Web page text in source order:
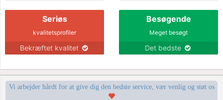
Seriøs
kvalitetsprofiler
Bekræftet kvalitet
Besøgende
Meget besøgt
Det bedste
Vi arbejder hårdt for at give dig den bedste service, vær venlig og støt os